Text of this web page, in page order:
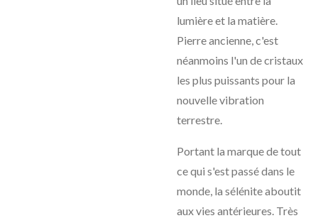
lumière et la matière.
Pierre ancienne, c'est
néanmoins l'un de cristaux
les plus puissants pour la
nouvelle vibration
terrestre.
Portant la marque de tout
ce qui s'est passé dans le
monde, la sélénite aboutit
aux vies antérieures. Très